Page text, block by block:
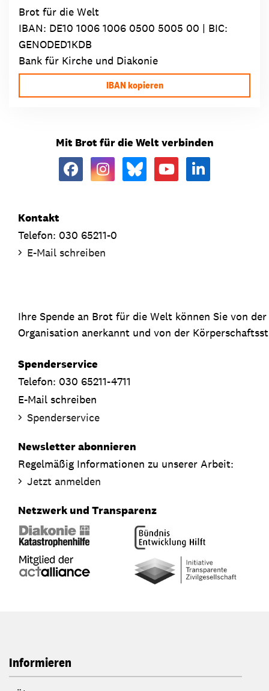
Brot für die Welt
IBAN: DE10 1006 1006 0500 5005 00 | BIC:
GENODED1KDB
Bank für Kirche und Diakonie
IBAN kopieren
Mit Brot für die Welt verbinden
Kontakt
Telefon: 030 65211-0
E-Mail schreiben
Ihre Spende an Brot für die Welt können Sie von
Organisation anerkannt und von der
Spenderservice
Telefon: 030 65211-4711
E-Mail schreiben
Spenderservice
Newsletter abonnieren
Regelmäßig Informationen zu unserer Arbeit:
Jetzt anmelden
Netzwerk und Transparenz
Informieren